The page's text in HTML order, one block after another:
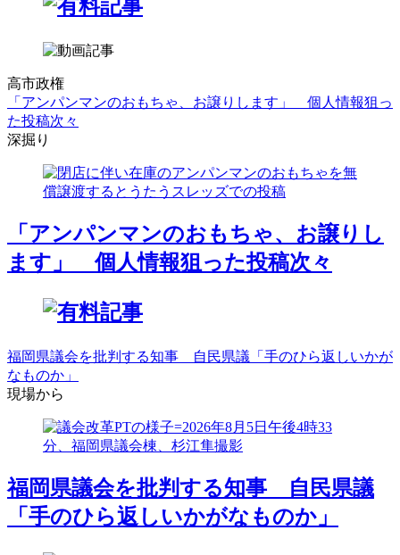
高市政権
「アンパンマンのおもちゃ、お譲りします」 個人情報狙っ
た投稿次々
深掘り
「アンパンマンのおもちゃ、お譲りし
ます」 個人情報狙った投稿次々
福岡県議会を批判する知事 自民県議「手のひら返しいかが
なものか」
現場から
福岡県議会を批判する知事 自民県議
「手のひら返しいかがなものか」